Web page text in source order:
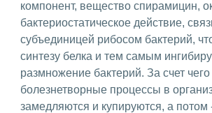
компонент, вещество спирамицин,
бактериостатическое действие,
субъединицей рибосом бактерий,
синтезу белка и тем самым
размножение бактерий. За счет чего
болезнетворные процессы в
замедляются и купируются, а потом